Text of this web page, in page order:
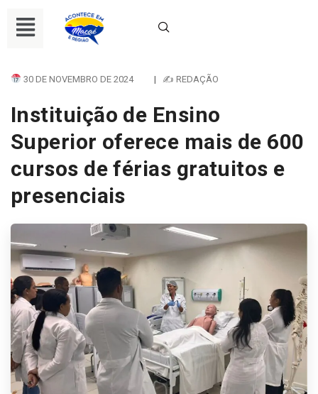
30 DE NOVEMBRO DE 2024 | ✍ REDAÇÃO
Instituição de Ensino
Superior oferece mais de 600
cursos de férias gratuitos e
presenciais